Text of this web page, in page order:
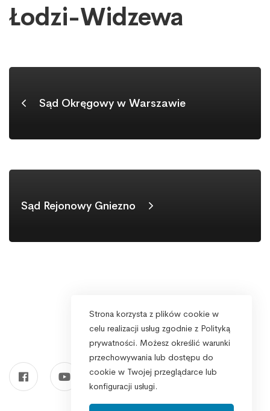
dla
Łodzi-
Łodzi-Widzewa
Sąd Okręgowy w Warszawie
Sąd Rejonowy Gniezno
Strona korzysta z plików cookie w
celu realizacji usług zgodnie z Polityką
prywatności. Możesz określić warunki
przechowywania lub dostępu do
cookie w Twojej przeglądarce lub
konfiguracji usługi.